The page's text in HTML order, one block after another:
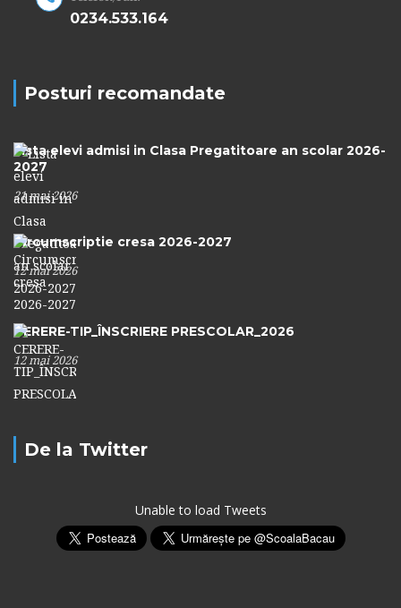
0234.533.164
Posturi recomandate
Lista elevi admisi in Clasa Pregatitoare an scolar 2026-
2027
21 mai 2026
Circumscriptie cresa 2026-2027
12 mai 2026
CERERE-TIP_ÎNSCRIERE PRESCOLAR_2026
12 mai 2026
De la Twitter
Unable to load Tweets